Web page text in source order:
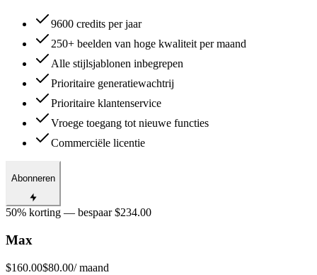
9600 credits per jaar
250+ beelden van hoge kwaliteit per maand
Alle stijlsjablonen inbegrepen
Prioritaire generatiewachtrij
Prioritaire klantenservice
Vroege toegang tot nieuwe functies
Commerciële licentie
Abonneren
50% korting — bespaar $234.00
Max
$160.00$80.00/ maand